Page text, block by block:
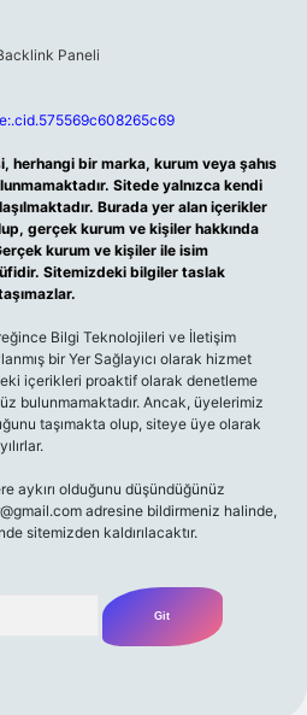
herhangi bir marka, kurum veya şahıs
Sitede yalnızca kendi
Burada yer alan içerikler
gerçek kurum ve kişiler hakkında
kurum ve kişiler ile isim
Sitemizdeki bilgiler taslak
Bilgi Teknolojileri ve İletişim
bir Yer Sağlayıcı olarak hizmet
içerikleri proaktif olarak denetleme
bulunmamaktadır. Ancak, üyelerimiz
taşımakta olup, siteye üye olarak
aykırı olduğunu düşündüğünüz
adresine bildirmeniz halinde,
sitemizden kaldırılacaktır.